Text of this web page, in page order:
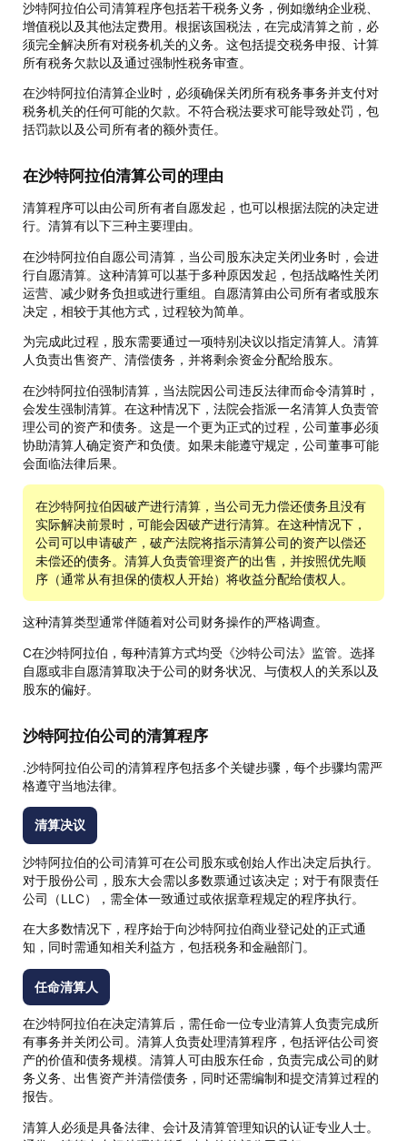
沙特阿拉伯公司清算程序包括若干税务义务，例如缴纳企业税、
增值税以及其他法定费用。根据该国税法，在完成清算之前，必
须完全解决所有对税务机关的义务。这包括提交税务申报、计算
所有税务欠款以及通过强制性税务审查。
在沙特阿拉伯清算企业时，必须确保关闭所有税务事务并支付对
税务机关的任何可能的欠款。不符合税法要求可能导致处罚，包
括罚款以及公司所有者的额外责任。
在沙特阿拉伯清算公司的理由
清算程序可以由公司所有者自愿发起，也可以根据法院的决定进
行。清算有以下三种主要理由。
在沙特阿拉伯自愿公司清算，当公司股东决定关闭业务时，会进
行自愿清算。这种清算可以基于多种原因发起，包括战略性关闭
运营、减少财务负担或进行重组。自愿清算由公司所有者或股东
决定，相较于其他方式，过程较为简单。
为完成此过程，股东需要通过一项特别决议以指定清算人。清算
人负责出售资产、清偿债务，并将剩余资金分配给股东。
在沙特阿拉伯强制清算，当法院因公司违反法律而命令清算时，
会发生强制清算。在这种情况下，法院会指派一名清算人负责管
理公司的资产和债务。这是一个更为正式的过程，公司董事必须
协助清算人确定资产和负债。如果未能遵守规定，公司董事可能
会面临法律后果。
在沙特阿拉伯因破产进行清算，当公司无力偿还债务且没有
实际解决前景时，可能会因破产进行清算。在这种情况下，
公司可以申请破产，破产法院将指示清算公司的资产以偿还
未偿还的债务。清算人负责管理资产的出售，并按照优先顺
序（通常从有担保的债权人开始）将收益分配给债权人。
这种清算类型通常伴随着对公司财务操作的严格调查。
С在沙特阿拉伯，每种清算方式均受《沙特公司法》监管。选择
自愿或非自愿清算取决于公司的财务状况、与债权人的关系以及
股东的偏好。
沙特阿拉伯公司的清算程序
.沙特阿拉伯公司的清算程序包括多个关键步骤，每个步骤均需严
格遵守当地法律。
清算决议
沙特阿拉伯的公司清算可在公司股东或创始人作出决定后执行。
对于股份公司，股东大会需以多数票通过该决定；对于有限责任
公司（LLC），需全体一致通过或依据章程规定的程序执行。
在大多数情况下，程序始于向沙特阿拉伯商业登记处的正式通
知，同时需通知相关利益方，包括税务和金融部门。
任命清算人
在沙特阿拉伯在决定清算后，需任命一位专业清算人负责完成所
有事务并关闭公司。清算人负责处理清算程序，包括评估公司资
产的价值和债务规模。清算人可由股东任命，负责完成公司的财
务义务、出售资产并清偿债务，同时还需编制和提交清算过程的
报告。
清算人必须是具备法律、会计及清算管理知识的认证专业人士。